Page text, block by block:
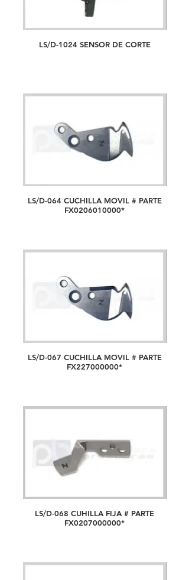
LS/D-1024 SENSOR DE CORTE
LS/D-064 CUCHILLA MOVIL # PARTE
FX0206010000*
LS/D-067 CUCHILLA MOVIL # PARTE
FX227000000*
LS/D-068 CUHILLA FIJA # PARTE
FX0207000000*